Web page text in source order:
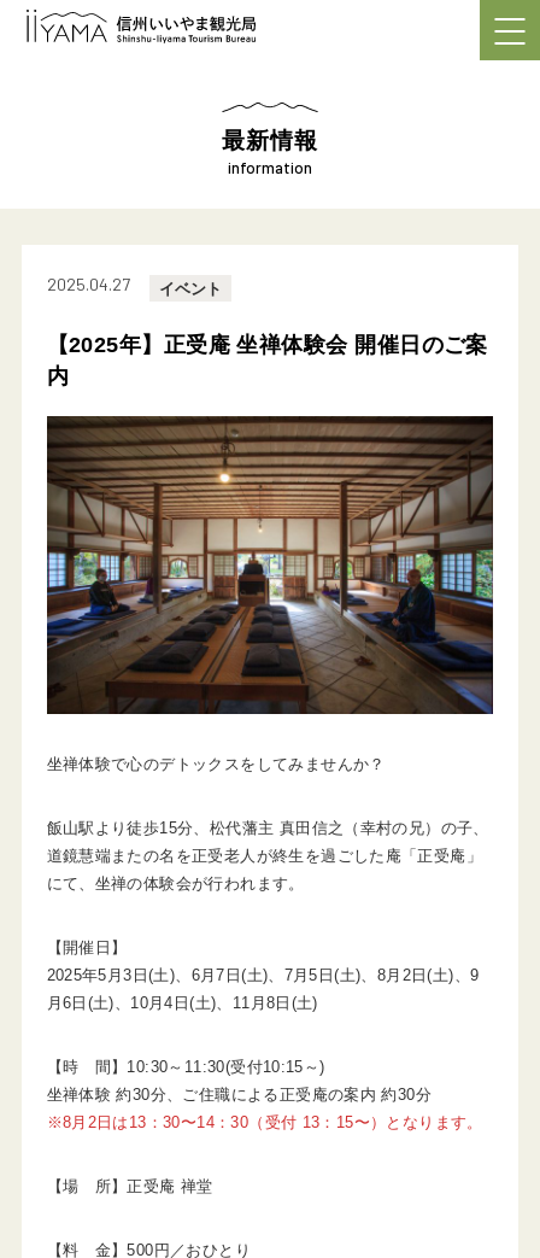
最新情報
information
2025.04.27 イベント
【2025年】正受庵 坐禅体験会 開催日のご案
内
坐禅体験で心のデトックスをしてみませんか？
飯山駅より徒歩15分、松代藩主 真田信之（幸村の兄）の子、
道鏡慧端またの名を正受老人が終生を過ごした庵「正受庵」
にて、坐禅の体験会が行われます。
【開催日】
2025年5月3日(土)、6月7日(土)、7月5日(土)、8月2日(土)、9
月6日(土)、10月4日(土)、11月8日(土)
【時 間】10:30～11:30(受付10:15～)
坐禅体験 約30分、ご住職による正受庵の案内 約30分
※8月2日は13：30〜14：30（受付 13：15〜）となります。
【場 所】正受庵 禅堂
【料 金】500円／おひとり